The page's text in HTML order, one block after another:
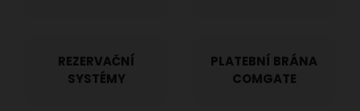
REZERVAČNÍ
SYSTÉMY
PLATEBNÍ BRÁNA
COMGATE